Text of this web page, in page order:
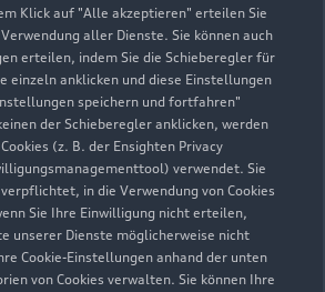
Klick auf "Alle akzeptieren" erteilen Sie
aller Dienste. Sie können auch
erteilen, indem Sie die Schieberegler für
einzeln anklicken und diese Einstellungen
speichern und fortfahren"
der Schieberegler anklicken, werden
(z. B. der Ensighten Privacy
verwendet. Sie
in die Verwendung von Cookies
Sie Ihre Einwilligung nicht erteilen,
unserer Dienste möglicherweise nicht
Cookie-Einstellungen anhand der unten
von Cookies verwalten. Sie können Ihre
,öffnet amSamstag 09:00
, öffnet am Montag 08:00
Zurück nach oben